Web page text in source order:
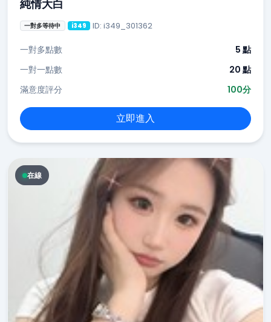
純情大白
一對多等待中 i349 ID: i349_301362
一對多點數
5 點
一對一點數
20 點
滿意度評分
100分
立即進入
在線